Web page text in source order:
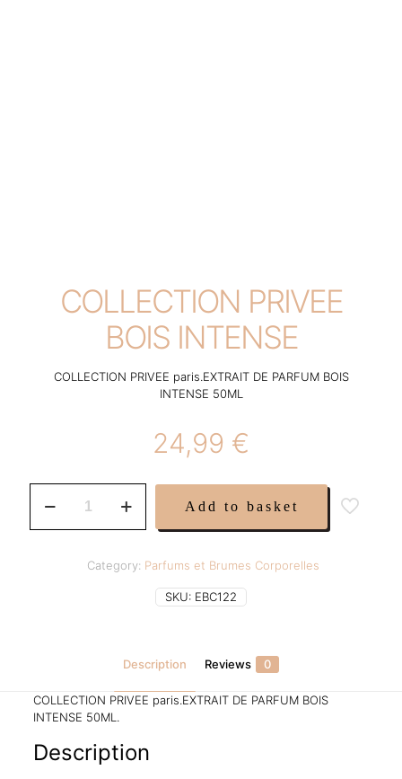
COLLECTION PRIVEE
BOIS INTENSE
COLLECTION PRIVEE paris.EXTRAIT DE PARFUM BOIS
INTENSE 50ML
24,99 €
PRIVEE
Add to basket
SKU: EBC122
Category: Parfums et Brumes Corporelles
Description Reviews 0
COLLECTION PRIVEE paris.EXTRAIT DE PARFUM BOIS
INTENSE 50ML.
Description